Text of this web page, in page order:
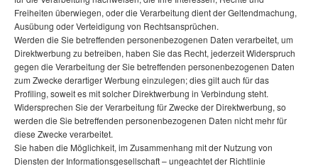
Freiheiten überwiegen, oder die Verarbeitung dient der Geltendmachung,
Ausübung oder Verteidigung von Rechtsansprüchen.
Werden die Sie betreffenden personenbezogenen Daten verarbeitet, um
Direktwerbung zu betreiben, haben Sie das Recht, jederzeit Widerspruch
gegen die Verarbeitung der Sie betreffenden personenbezogenen Daten
zum Zwecke derartiger Werbung einzulegen; dies gilt auch für das
Profiling, soweit es mit solcher Direktwerbung in Verbindung steht.
Widersprechen Sie der Verarbeitung für Zwecke der Direktwerbung, so
werden die Sie betreffenden personenbezogenen Daten nicht mehr für
diese Zwecke verarbeitet.
Sie haben die Möglichkeit, im Zusammenhang mit der Nutzung von
Diensten der Informationsgesellschaft – ungeachtet der Richtlinie